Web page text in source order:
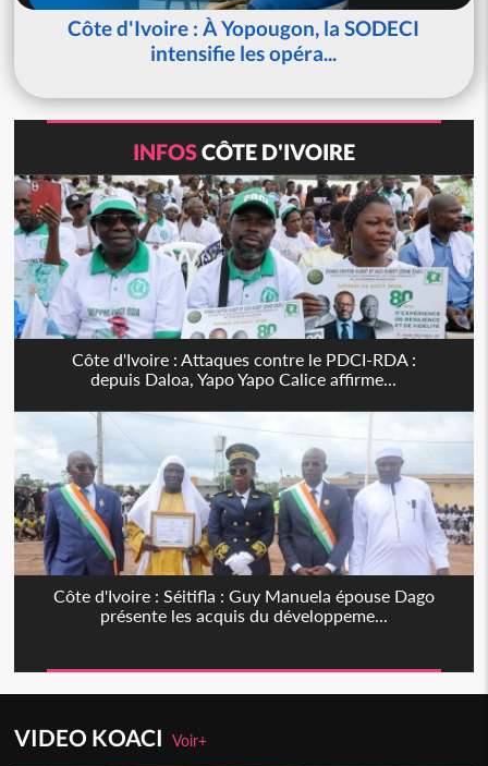
Côte d'Ivoire : À Yopougon, la SODECI
intensifie les opéra...
INFOSCÔTE D'IVOIRE
Côte d'Ivoire : Attaques contre le PDCI-RDA :
depuis Daloa, Yapo Yapo Calice affirme...
Côte d'Ivoire : Séitifla : Guy Manuela épouse Dago
présente les acquis du développeme...
VIDEO KOACIVoir+